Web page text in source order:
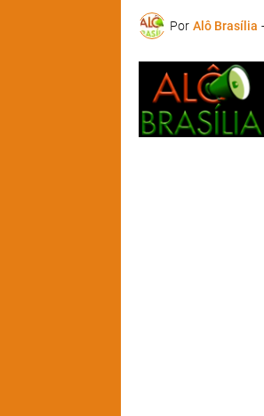
Por Alô Brasília -